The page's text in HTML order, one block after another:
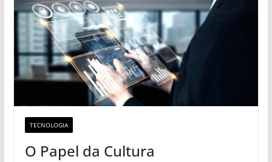
TECNOLOGIA
O Papel da Cultura